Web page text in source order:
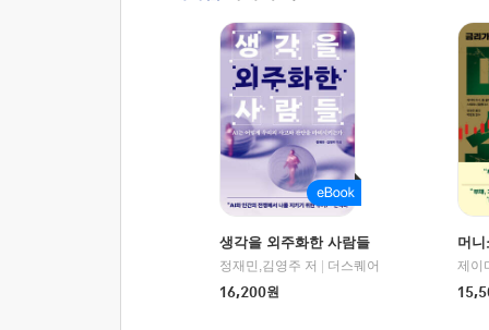
생각을 외주화한 사람들
정재민,김영주 저
더스퀘어
16,200원
머